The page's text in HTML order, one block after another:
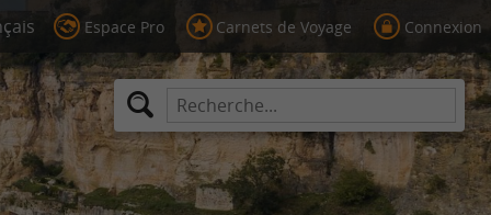
Espace Pro Carnets de Voyage Connexion